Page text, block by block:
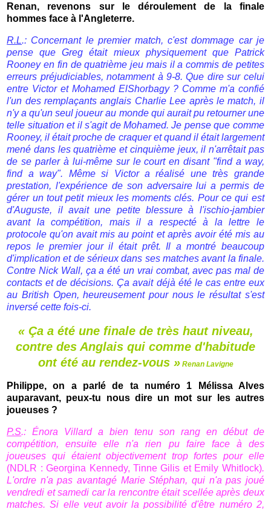
Renan, revenons sur le déroulement de la finale
hommes face à l'Angleterre.
R.L.: Concernant le premier match, c'est dommage car je
pense que Greg était mieux physiquement que Patrick
Rooney en fin de quatrième jeu mais il a commis de petites
erreurs préjudiciables, notamment à 9-8. Que dire sur celui
entre Victor et Mohamed ElShorbagy ? Comme m'a confié
l'un des remplaçants anglais Charlie Lee après le match, il
n'y a qu'un seul joueur au monde qui aurait pu retourner une
telle situation et il s'agit de Mohamed. Je pense que comme
Rooney, il était proche de craquer et quand il était largement
mené dans les quatrième et cinquième jeux, il n'arrêtait pas
de se parler à lui-même sur le court en disant "find a way,
find a way". Même si Victor a réalisé une très grande
prestation, l'expérience de son adversaire lui a permis de
gérer un tout petit mieux les moments clés. Pour ce qui est
d'Auguste, il avait une petite blessure à l'ischio-jambier
avant la compétition, mais il a respecté à la lettre le
protocole qu'on avait mis au point et après avoir été mis au
repos le premier jour il était prêt. Il a montré beaucoup
d'implication et de sérieux dans ses matches avant la finale.
Contre Nick Wall, ça a été un vrai combat, avec pas mal de
contacts et de décisions. Ça avait déjà été le cas entre eux
au British Open, heureusement pour nous le résultat s'est
inversé cette fois-ci.
« Ça a été une finale de très haut niveau,
contre des Anglais qui comme d'habitude
ont été au rendez-vous »Renan Lavigne
Philippe, on a parlé de ta numéro 1 Mélissa Alves
auparavant, peux-tu nous dire un mot sur les autres
joueuses ?
P.S.: Énora Villard a bien tenu son rang en début de
compétition, ensuite elle n'a rien pu faire face à des
joueuses qui étaient objectivement trop fortes pour elle
(NDLR : Georgina Kennedy, Tinne Gilis et Emily Whitlock).
L'ordre n'a pas avantagé Marie Stéphan, qui n'a pas joué
vendredi et samedi car la rencontre était scellée après deux
matches. Si elle veut avoir la possibilité d'être numéro 2,